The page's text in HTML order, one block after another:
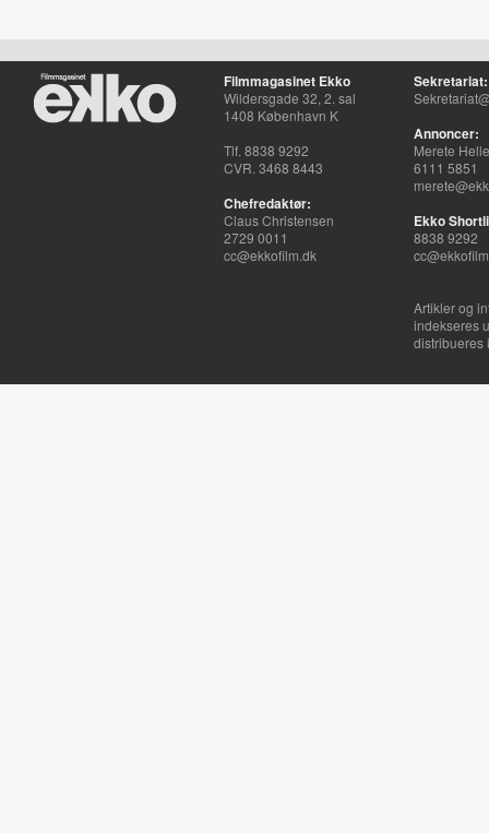
Filmmagasinet Ekko
Wildersgade 32, 2. sal
1408 København K
Tlf. 8838 9292
CVR. 3468 8443
Chefredaktør:
Claus Christensen
2729 0011
cc@ekkofilm.dk
Sekretariat:
Annoncer:
Merete
6111 5851
Ekko
8838 9292
Artikler og
indekseres
distribueres